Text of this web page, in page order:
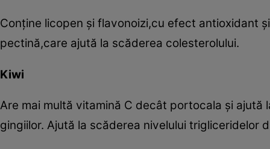
Conţine licopen şi flavonoizi,cu efect antioxidant
pectină,care ajută la scăderea colesterolului.
Kiwi
Are mai multă vitamină C decât portocala şi
gingiilor. Ajută la scăderea nivelului trigliceridelor